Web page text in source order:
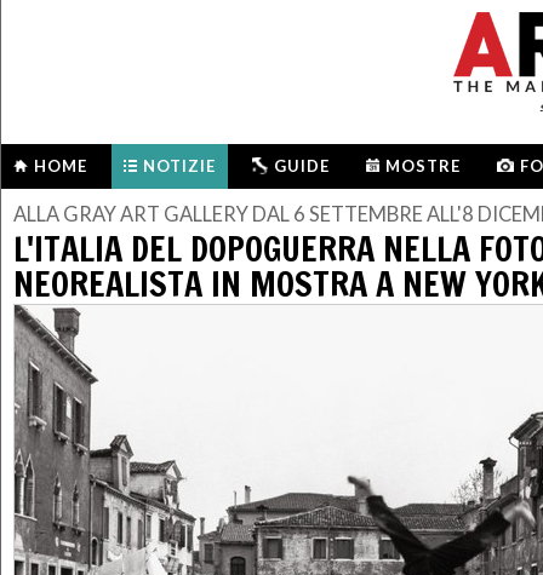
HOME NOTIZIE GUIDE MOSTRE
ALLA GRAY ART GALLERY DAL 6 SETTEMBRE ALL'8
L'ITALIA DEL DOPOGUERRA NELLA
NEOREALISTA IN MOSTRA A NEW